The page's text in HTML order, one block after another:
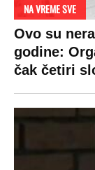
NA VREME SVE
Ovo su
godine:
čak četiri